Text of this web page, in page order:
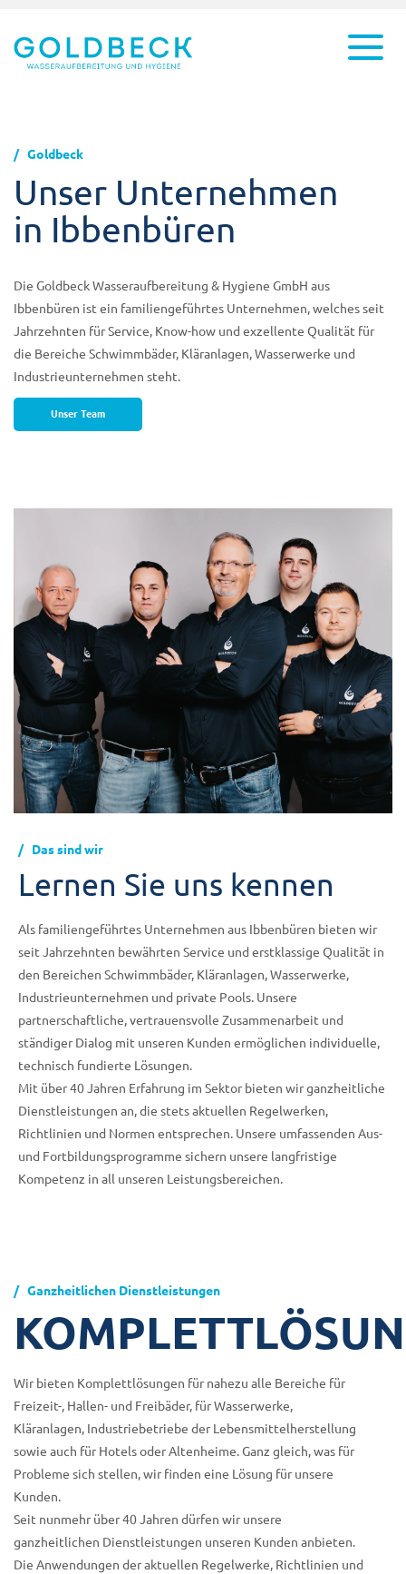
Goldbeck
Unser Unternehmen
in Ibbenbüren
Die Goldbeck Wasseraufbereitung & Hygiene GmbH aus
Ibbenbüren ist ein familiengeführtes Unternehmen, welches seit
Jahrzehnten für Service, Know-how und exzellente Qualität für
die Bereiche Schwimmbäder, Kläranlagen, Wasserwerke und
Industrieunternehmen steht.
Unser Team
Das sind wir
Lernen Sie uns kennen
Als familiengeführtes Unternehmen aus Ibbenbüren bieten wir
seit Jahrzehnten bewährten Service und erstklassige Qualität in
den Bereichen Schwimmbäder, Kläranlagen, Wasserwerke,
Industrieunternehmen und private Pools. Unsere
partnerschaftliche, vertrauensvolle Zusammenarbeit und
ständiger Dialog mit unseren Kunden ermöglichen individuelle,
technisch fundierte Lösungen.
Mit über 40 Jahren Erfahrung im Sektor bieten wir ganzheitliche
Dienstleistungen an, die stets aktuellen Regelwerken,
Richtlinien und Normen entsprechen. Unsere umfassenden Aus-
und Fortbildungsprogramme sichern unsere langfristige
Kompetenz in all unseren Leistungsbereichen.
Ganzheitlichen Dienstleistungen
Wir bieten Komplettlösungen für nahezu alle Bereiche für
Freizeit-, Hallen- und Freibäder, für Wasserwerke,
Kläranlagen, Industriebetriebe der Lebensmittelherstellung
sowie auch für Hotels oder Altenheime. Ganz gleich, was für
Probleme sich stellen, wir finden eine Lösung für unsere
Kunden.
Seit nunmehr über 40 Jahren dürfen wir unsere
ganzheitlichen Dienstleistungen unseren Kunden anbieten.
Die Anwendungen der aktuellen Regelwerke, Richtlinien und